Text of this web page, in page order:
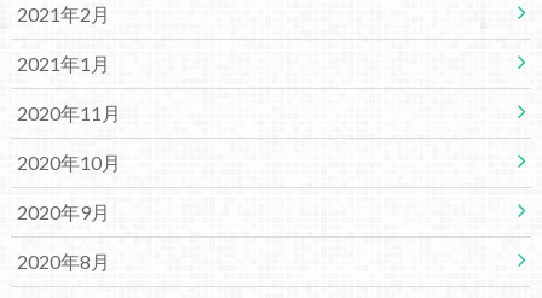
2021年2月
2021年1月
2020年11月
2020年10月
2020年9月
2020年8月